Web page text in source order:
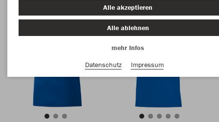
Alle akzeptieren
Alle ablehnen
mehr Infos
Datenschutz
Impressum